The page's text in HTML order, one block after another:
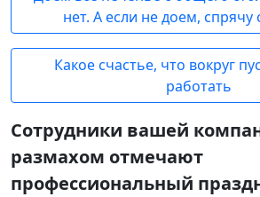
нет. А если не доем, спрячу
Какое счастье, что вокруг
работать
Сотрудники вашей
размахом отмечают
профессиональный